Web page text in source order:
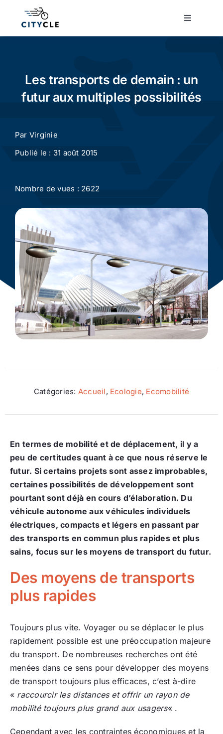
Toggle
Cyclisme urbain
Matériel
Actualité
Ecologie
Les transports de demain : un
futur aux multiples possibilités
Par Virginie
Publié le : 31 août 2015
Nombre de vues : 2622
Catégories: Accueil, Ecologie, Ecomobilité
En termes de mobilité et de déplacement, il y a
peu de certitudes quant à ce que nous réserve le
futur. Si certains projets sont assez improbables,
certaines possibilités de développement sont
pourtant sont déjà en cours d’élaboration. Du
véhicule autonome aux véhicules individuels
électriques, compacts et légers en passant par
des transports en commun plus rapides et plus
sains, focus sur les moyens de transport du futur.
Des moyens de transports
plus rapides
Toujours plus vite. Voyager ou se déplacer le plus
rapidement possible est une préoccupation majeure
du transport. De nombreuses recherches ont été
menées dans ce sens pour développer des moyens
de transport toujours plus efficaces, c’est à-dire
« raccourcir les distances et offrir un rayon de
mobilité toujours plus grand aux usagers« .
Cependant avec les contraintes économiques et la